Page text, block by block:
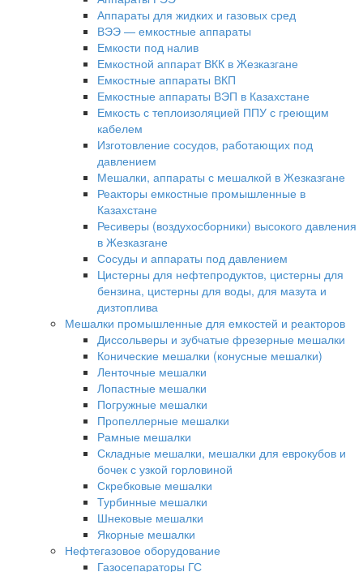
Аппараты для жидких и газовых сред
ВЭЭ — емкостные аппараты
Емкости под налив
Емкостной аппарат ВКК в Жезказгане
Емкостные аппараты ВКП
Емкостные аппараты ВЭП в Казахстане
Емкость с теплоизоляцией ППУ с греющим
кабелем
Изготовление сосудов, работающих под
давлением
Мешалки, аппараты с мешалкой в Жезказгане
Реакторы емкостные промышленные в
Казахстане
Ресиверы (воздухосборники) высокого давления
в Жезказгане
Сосуды и аппараты под давлением
Цистерны для нефтепродуктов, цистерны для
бензина, цистерны для воды, для мазута и
дизтоплива
Мешалки промышленные для емкостей и реакторов
Диссольверы и зубчатые фрезерные мешалки
Конические мешалки (конусные мешалки)
Ленточные мешалки
Лопастные мешалки
Погружные мешалки
Пропеллерные мешалки
Рамные мешалки
Складные мешалки, мешалки для еврокубов и
бочек с узкой горловиной
Скребковые мешалки
Турбинные мешалки
Шнековые мешалки
Якорные мешалки
Нефтегазовое оборудование
Газосепараторы ГС